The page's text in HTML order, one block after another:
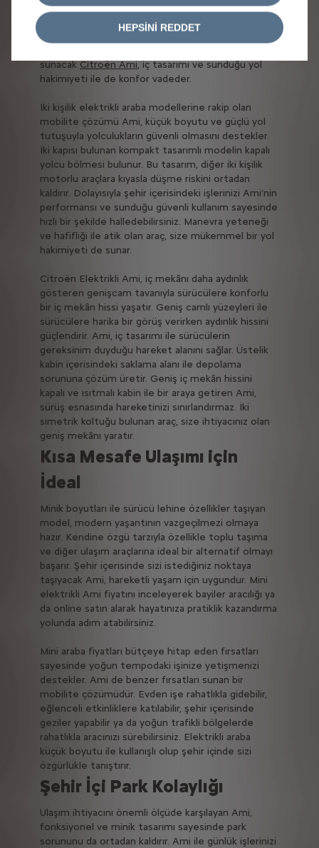
Sürücülere pratiklik kazandıracak özelliklerle
donatılan model iki kişilik olup şehir içerisinde rahat
sunacakCitroën Ami, iç tasarımı ve sunduğu yol
hakimiyeti ile de konfor vadeder.
İki kişilik elektrikli araba modellerine rakip olan
mobilite çözümü Ami, küçük boyutu ve güçlü yol
tutuşuyla yolculukların güvenli olmasını destekler.
İki kapısı bulunan kompakt tasarımlı modelin kapalı
yolcu bölmesi bulunur. Bu tasarım, diğer iki kişilik
motorlu araçlara kıyasla düşme riskini ortadan
kaldırır. Dolayısıyla şehir içerisindeki işlerinizi Ami’nin
performansı ve sunduğu güvenli kullanım sayesinde
hızlı bir şekilde halledebilirsiniz. Manevra yeteneği
ve hafifliği ile atik olan araç, size mükemmel bir yol
hakimiyeti de sunar.
Citroën Elektrikli Ami, iç mekânı daha aydınlık
gösteren genişcam tavanıyla sürücülere konforlu
bir iç mekân hissi yaşatır. Geniş camlı yüzeyleri ile
sürücülere harika bir görüş verirken aydınlık hissini
güçlendirir. Ami, iç tasarımı ile sürücülerin
gereksinim duyduğu hareket alanını sağlar. Üstelik
kabin içerisindeki saklama alanı ile depolama
sorununa çözüm üretir. Geniş iç mekân hissini
kapalı ve ısıtmalı kabin ile bir araya getiren Ami,
sürüş esnasında hareketinizi sınırlandırmaz. İki
simetrik koltuğu bulunan araç, size ihtiyacınız olan
geniş mekânı yaratır.
Kısa Mesafe Ulaşımı için
İdeal
Minik boyutları ile sürücü lehine özellikler taşıyan
model, modern yaşantının vazgeçilmezi olmaya
hazır. Kendine özgü tarzıyla özellikle toplu taşıma
ve diğer ulaşım araçlarına ideal bir alternatif olmayı
başarır. Şehir içerisinde sizi istediğiniz noktaya
taşıyacak Ami, hareketli yaşam için uygundur. Mini
elektrikli Ami fiyatını inceleyerek bayiler aracılığı ya
da online satın alarak hayatınıza pratiklik kazandırma
yolunda adım atabilirsiniz.
Mini araba fiyatları bütçeye hitap eden fırsatları
sayesinde yoğun tempodaki işinize yetişmenizi
destekler. Ami de benzer fırsatları sunan bir
mobilite çözümüdür. Evden işe rahatlıkla gidebilir,
eğlenceli etkinliklere katılabilir, şehir içerisinde
geziler yapabilir ya da yoğun trafikli bölgelerde
rahatlıkla aracınızı sürebilirsiniz. Elektrikli araba
küçük boyutu ile kullanışlı olup şehir içinde sizi
özgürlükle tanıştırır.
Şehir İçi Park Kolaylığı
Ulaşım ihtiyacını önemli ölçüde karşılayan Ami,
fonksiyonel ve minik tasarımı sayesinde park
sorununu da ortadan kaldırır. Ami ile günlük işlerinizi
HEPSİNİ REDDET